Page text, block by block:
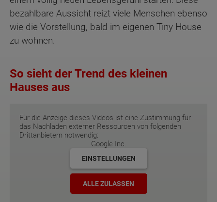
bezahlbare Aussicht reizt viele Menschen ebenso
wie die Vorstellung, bald im eigenen Tiny House
zu wohnen.
So sieht der Trend des kleinen
Hauses aus
Für die Anzeige dieses Videos ist eine Zustimmung für
das Nachladen externer Ressourcen von folgenden
Drittanbietern notwendig:
Google Inc.
EINSTELLUNGEN
ALLE ZULASSEN